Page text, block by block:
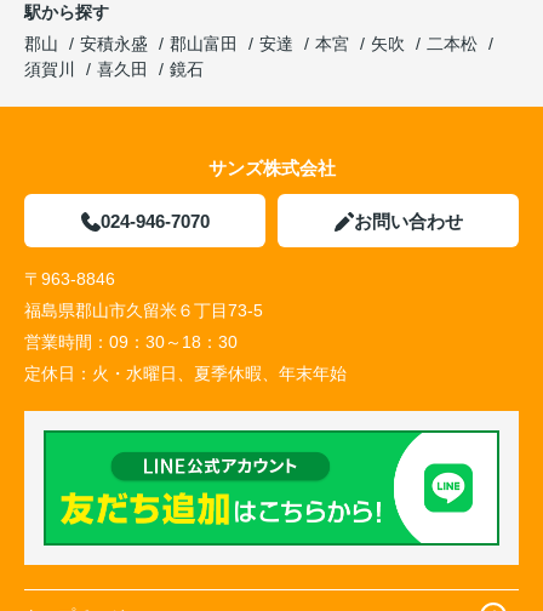
駅から探す
郡山
安積永盛 郡山富田 安達 本宮 矢吹
二本松
須賀川
喜久田 鏡石
サンズ株式会社
024-946-7070 お問い合わせ
〒963-8846
福島県郡山市久留米６丁目73-5
営業時間： 09：30～18：30
定休日： 火・水曜日、夏季休暇、年末年始